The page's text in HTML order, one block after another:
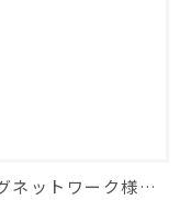
特定非営利法人 超音波スクリーニングネットワーク様 ホームページフルリニューアル